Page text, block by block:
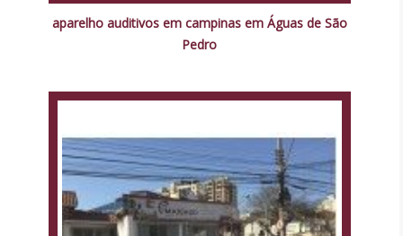
aparelho auditivos em campinas em Águas de São
Pedro